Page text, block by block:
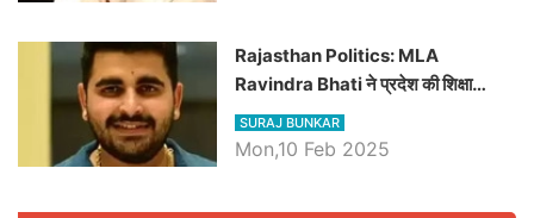
Rajasthan Politics: MLA
Ravindra Bhati ने प्रदेश की शिक्षा
व्यवस्था पर उठाए सवाल, Madan
Dilawar पर हमला करते हुए गिनवाये खाली
SURAJ BUNKAR
Mon,10 Feb 2025